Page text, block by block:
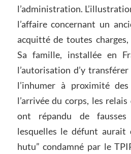
l’administration.
l’affaire concernant un
acquitté de toutes charges,
Sa famille, installée en
l’autorisation d’y
l’inhumer à proximité
l’arrivée du corps, les
ont répandu de fausses
lesquelles le défunt aurait
hutu” condamné par le